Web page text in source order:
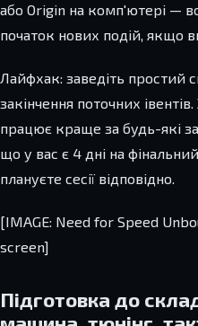
або Origin на комп'ютері —
початок нових подій, якщо
Лайфхак: заведіть простий
закінчення поточних
працює краще за будь-які
що у вас є 4 дні на фінальний
плануєте сесії відповідно.
[IMAGE: Need for Speed
screen]
Підготовка до